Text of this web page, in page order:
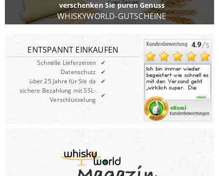
verschenken Sie puren Genuss
WHISKYWORLD-GUTSCHEINE
ENTSPANNT EINKAUFEN
Schnelle Lieferzeiten
Datenschutz
über 25 Jahre für Sie da
sichere Bezahlung mit SSL-
Verschlüsselung